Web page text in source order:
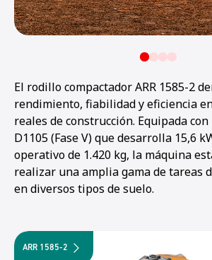
El rodillo compactador ARR 1585-2
rendimiento, fiabilidad y eficiencia
reales de construcción. Equipada
D1105 (Fase V) que desarrolla 15,6
operativo de 1.420 kg, la máquina
realizar una amplia gama de tareas
en diversos tipos de suelo.
ARR 1585-2